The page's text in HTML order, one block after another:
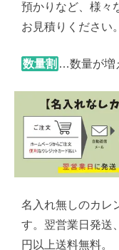
預かりなど、様々
お見積りください。
数量割 …数量が増
名入れ無しのカレ
す。翌営業日発送
円以上送料無料。